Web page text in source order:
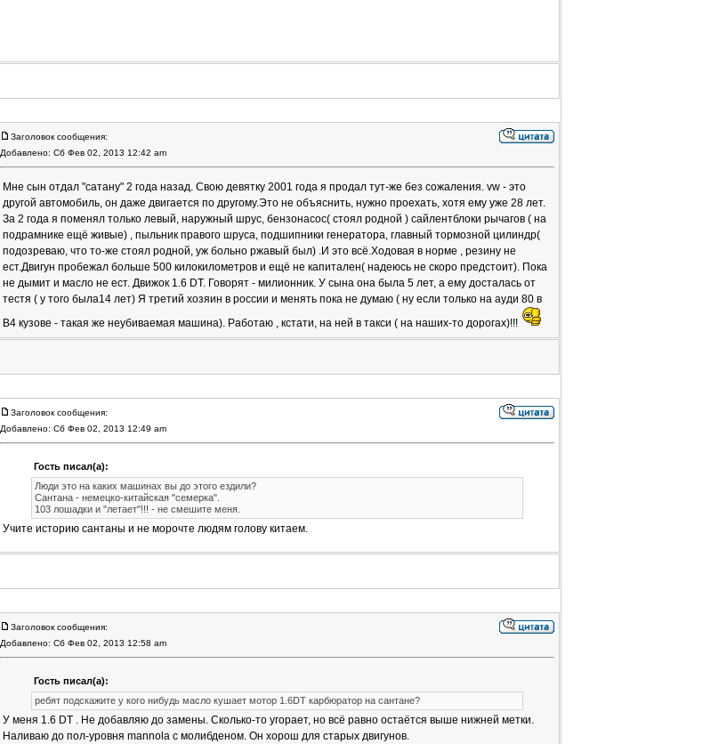
Заголовок сообщения:
Добавлено: Сб Фев 02, 2013 12:42 am
Мне сын отдал "сатану" 2 года назад. Свою девятку 2001 года я продал тут-же без сожаления. vw - это
другой автомобиль, он даже двигается по другому.Это не объяснить, нужно проехать, хотя ему уже 28 лет.
За 2 года я поменял только левый, наружный шрус, бензонасос( стоял родной ) сайлентблоки рычагов ( на
подрамнике ещё живые) , пыльник правого шруса, подшипники генератора, главный тормозной цилиндр(
подозреваю, что то-же стоял родной, уж больно ржавый был) .И это всё.Ходовая в норме , резину не
ест.Двигун пробежал больше 500 килокилометров и ещё не капитален( надеюсь не скоро предстоит). Пока
не дымит и масло не ест. Движок 1.6 DT. Говорят - милионник. У сына она была 5 лет, а ему досталась от
тестя ( у того была14 лет) Я третий хозяин в россии и менять пока не думаю ( ну если только на ауди 80 в
B4 кузове - такая же неубиваемая машина). Работаю , кстати, на ней в такси ( на наших-то дорогах)!!!
Заголовок сообщения:
Добавлено: Сб Фев 02, 2013 12:49 am
Гость писал(а):
Люди это на каких машинах вы до этого ездили?
Сантана - немецко-китайская "семерка".
103 лошадки и "летает"!!! - не смешите меня.
Учите историю сантаны и не морочте людям голову китаем.
Заголовок сообщения:
Добавлено: Сб Фев 02, 2013 12:58 am
Гость писал(а):
ребят подскажите у кого нибудь масло кушает мотор 1.6DT карбюратор на сантане?
У меня 1.6 DT . Не добавляю до замены. Сколько-то угорает, но всё равно остаётся выше нижней метки.
Наливаю до пол-уровня mannola с молибденом. Он хорош для старых двигунов.